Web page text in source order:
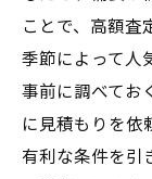
ことで、高額査
季節によって人
事前に調べてお
に見積もりを依
有利な条件を引